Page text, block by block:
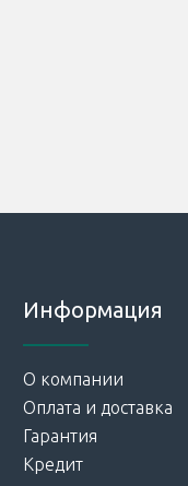
Информация
О компании
Оплата и доставка
Гарантия
Кредит